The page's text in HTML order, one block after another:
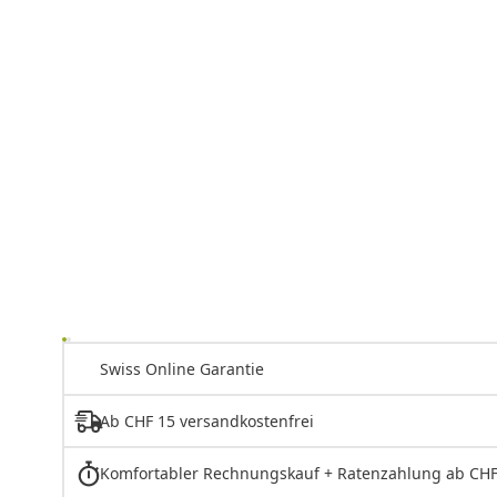
Swiss Online Garantie
Ab CHF 15 versandkostenfrei
Komfortabler Rechnungskauf + Ratenzahlung ab